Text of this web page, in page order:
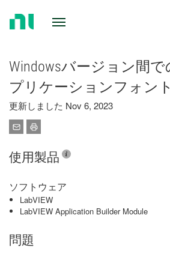
Windowsバージョン間で
プリケーションフォン
更新しました Nov 6, 2023
使用製品
ソフトウェア
LabVIEW
LabVIEW Application Builder Module
問題